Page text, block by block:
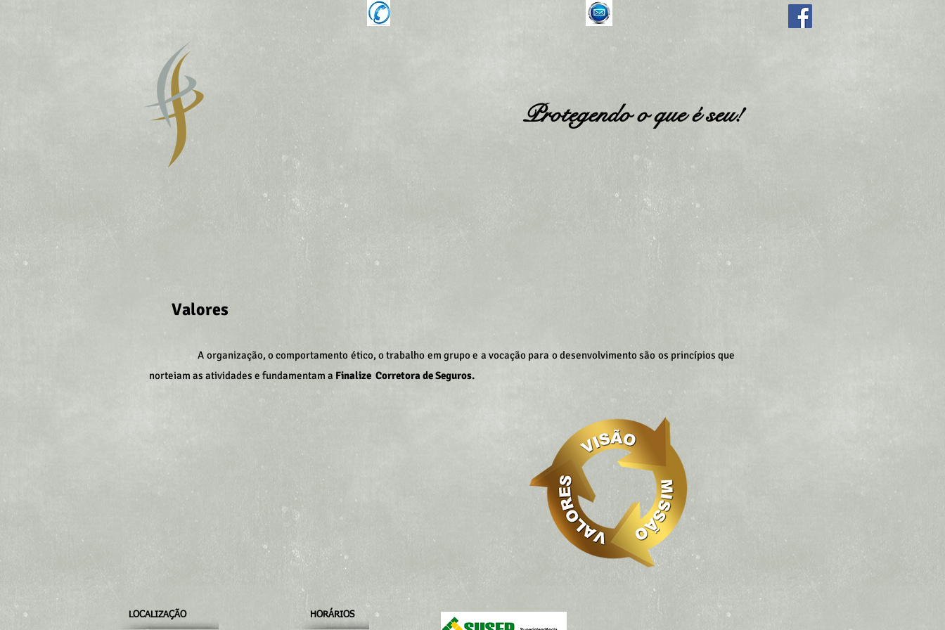
Ligue Agora: (51) 3562-1172 finalize@finalizeseguros.com.br
Finalize
Corretora de Seguros
Protegendo o que é seu!
SOBRE A FINALIZE PARA SUA EMPRESA SOLICITE COTAÇÃO
Valores
A organização, o comportamento ético, o trabalho em grupo e a vocação para o desenvolvimento são os princípios que
norteiam as atividades e fundamentam a Finalize Corretora de Seguros.
LOCALIZAÇÃO HORÁRIOS